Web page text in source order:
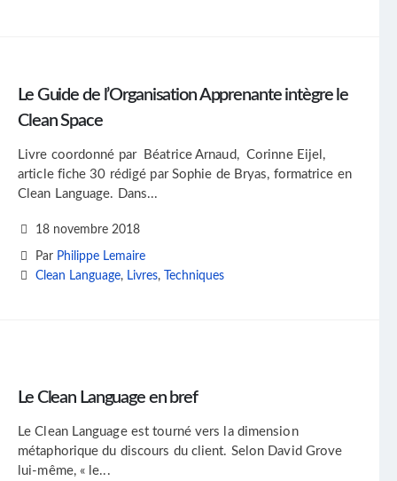
Le Guide de l’Organisation Apprenante intègre le
Clean Space
Livre coordonné par Béatrice Arnaud, Corinne Eijel,
article fiche 30 rédigé par Sophie de Bryas, formatrice en
Clean Language. Dans...
18 novembre 2018
Par Philippe Lemaire
Clean Language, Livres, Techniques
Le Clean Language en bref
Le Clean Language est tourné vers la dimension
métaphorique du discours du client. Selon David Grove
lui-même, « le...